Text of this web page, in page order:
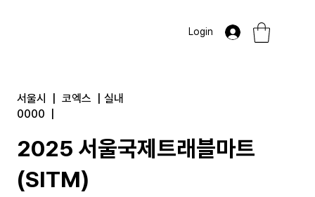
Login
서울시 코엑스
실내
0000
2025 서울국제트래블마트
(SITM)